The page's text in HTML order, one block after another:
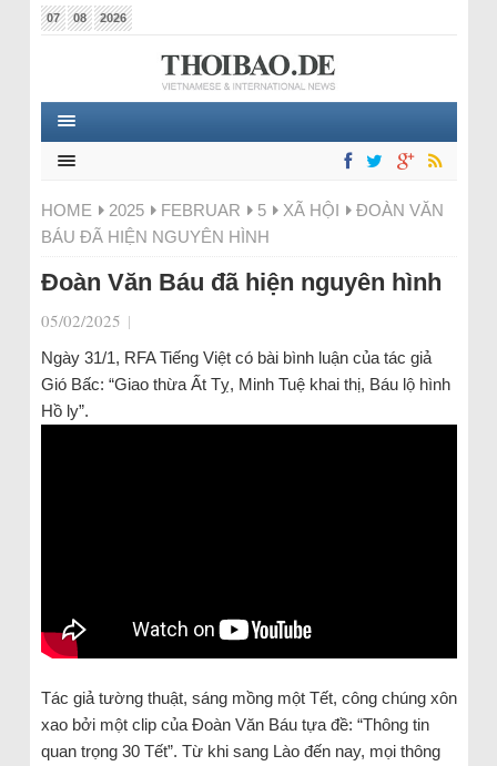
07 08 2026
HOME 2025 FEBRUAR 5 XÃ HỘI
ĐOÀN VĂN
BÁU ĐÃ HIỆN NGUYÊN HÌNH
Đoàn Văn Báu đã hiện nguyên hình
05/02/2025 |
Ngày 31/1, RFA Tiếng Việt có bài bình luận của tác giả
Gió Bấc: “Giao thừa Ất Tỵ, Minh Tuệ khai thị, Báu lộ hình
Hồ ly”.
Tác giả tường thuật, sáng mồng một Tết, công chúng xôn
xao bởi một clip của Đoàn Văn Báu tựa đề: “Thông tin
quan trọng 30 Tết”. Từ khi sang Lào đến nay, mọi thông